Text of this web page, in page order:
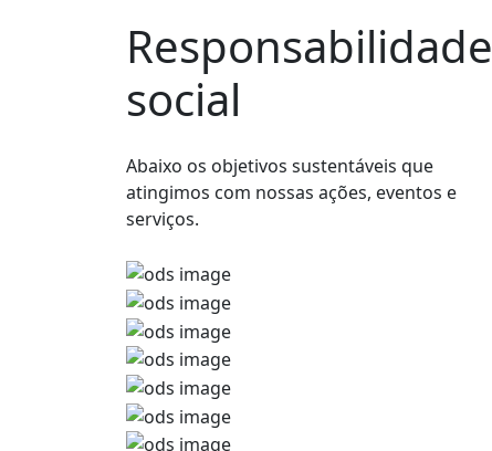
Responsabilidade
social
Abaixo os objetivos sustentáveis que
atingimos com nossas ações, eventos e
serviços.